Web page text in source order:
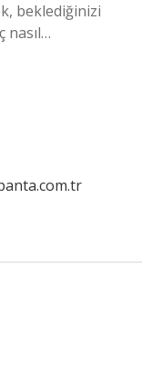
beklediğinizi
nasıl…